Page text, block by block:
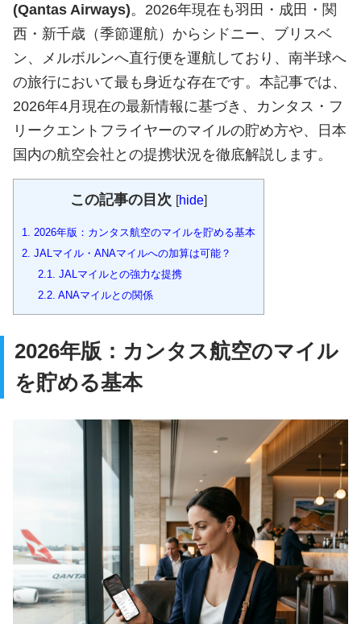
(Qantas Airways)。2026年現在も羽田・成田・関
西・新千歳（季節運航）からシドニー、ブリスベ
ン、メルボルンへ直行便を運航しており、南半球へ
の旅行において最も身近な存在です。本記事では、
2026年4月現在の最新情報に基づき、カンタス・フ
リークエントフライヤーのマイルの貯め方や、日本
国内の航空会社との提携状況を徹底解説します。
この記事の目次 [hide]
1. 2026年版：カンタス航空のマイルを貯める基本
2. JALマイル・ANAマイルへの加算は可能？
2.1. JALマイルとの強力な提携
2.2. ANAマイルとの関係
2026年版：カンタス航空のマイル
を貯める基本